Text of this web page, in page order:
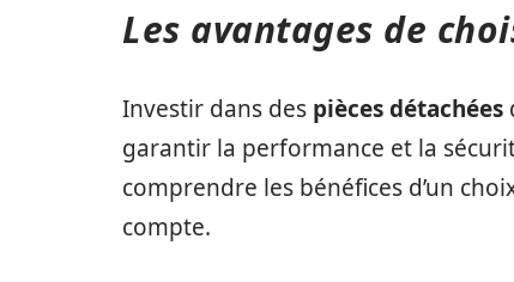
Les avantages de
Investir dans des pièces détachées
garantir la performance et la
comprendre les bénéfices d’un
compte.